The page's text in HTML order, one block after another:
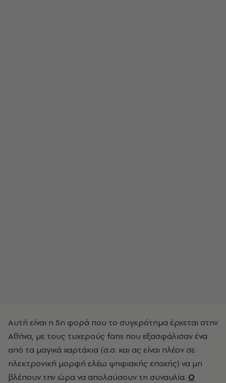
Αυτή είναι η 5η φορά που το συγκρότημα έρχεται στην
Αθήνα, με τους τυχερούς fans που εξασφάλισαν ένα
από τα μαγικά χαρτάκια (σ.σ. και ας είναι πλέον σε
ηλεκτρονική μορφή ελέω ψηφιακής εποχής) να μη
βλέπουν την ώρα να απολαύσουν τη συναυλία. Ο